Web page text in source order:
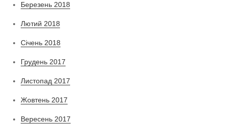
Березень 2018
Лютий 2018
Січень 2018
Грудень 2017
Листопад 2017
Жовтень 2017
Вересень 2017